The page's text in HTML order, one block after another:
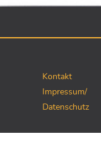
Kontakt
Impressum/
Datenschutz